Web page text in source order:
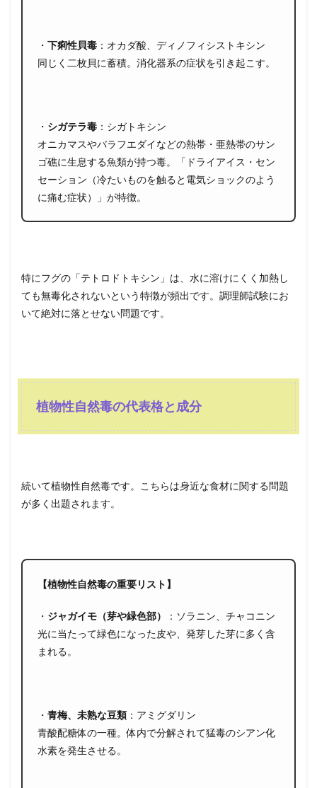
・ 下痢性貝毒 ： オカダ酸、ディノフィシストキシン
同じく二枚貝に蓄積。消化器系の症状を引き起こす。
・ シガテラ毒 ： シガトキシン
オニカマスやバラフエダイなどの熱帯・亜熱帯のサン
ゴ礁に生息する魚類が持つ毒。「ドライアイス・セン
セーション（冷たいものを触ると電気ショックのよう
に痛む症状）」が特徴。
特にフグの「テトロドトキシン」は、水に溶けにくく加熱し
ても無毒化されないという特徴が頻出です。調理師試験にお
いて絶対に落とせない問題です。
植物性自然毒の代表格と成分
続いて植物性自然毒です。こちらは身近な食材に関する問題
が多く出題されます。
【植物性自然毒の重要リスト】
・ ジャガイモ（芽や緑色部） ： ソラニン、チャコニン
光に当たって緑色になった皮や、発芽した芽に多く含
まれる。
・ 青梅、未熟な豆類 ： アミグダリン
青酸配糖体の一種。体内で分解されて猛毒のシアン化
水素を発生させる。